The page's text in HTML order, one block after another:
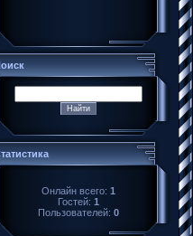
Онлайн всего: 1
Гостей: 1
Пользователей: 0